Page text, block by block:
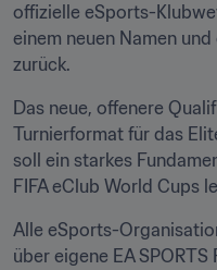
offizielle eSports-
einem neuen Namen
zurück.
Das neue, offenere
Turnierformat für das
soll ein starkes
FIFA eClub World Cups
Alle eSports-
über eigene EA